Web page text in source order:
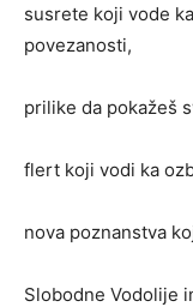
susrete koji vode
povezanosti,
prilike da pokažeš
flert koji vodi ka
nova poznanstva
Slobodne Vodolije